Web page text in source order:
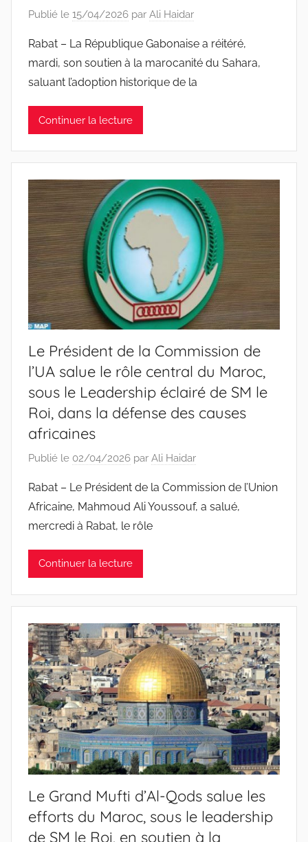
Publié le 15/04/2026 par Ali Haidar
Rabat – La République Gabonaise a réitéré,
mardi, son soutien à la marocanité du Sahara,
saluant l’adoption historique de la
Continuer la lecture
Le Président de la Commission de
l’UA salue le rôle central du Maroc,
sous le Leadership éclairé de SM le
Roi, dans la défense des causes
africaines
Publié le 02/04/2026 par Ali Haidar
Rabat – Le Président de la Commission de l’Union
Africaine, Mahmoud Ali Youssouf, a salué,
mercredi à Rabat, le rôle
Continuer la lecture
Le Grand Mufti d’Al-Qods salue les
efforts du Maroc, sous le leadership
de SM le Roi, en soutien à la